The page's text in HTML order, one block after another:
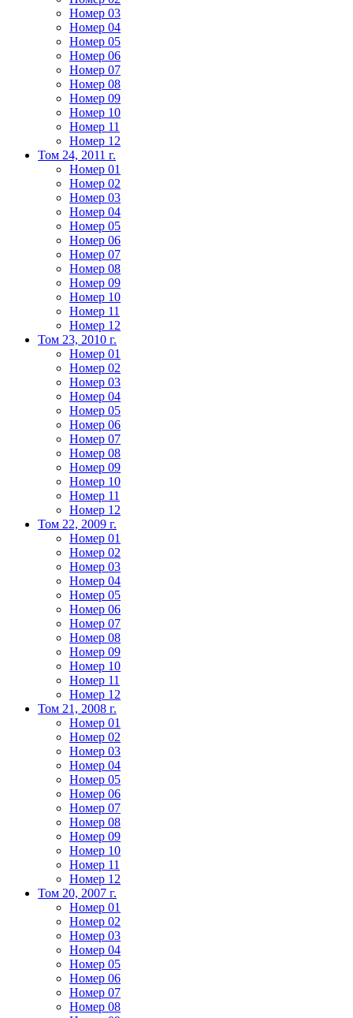
Номер 03
Номер 04
Номер 05
Номер 06
Номер 07
Номер 08
Номер 09
Номер 10
Номер 11
Номер 12
Том 24, 2011 г.
Номер 01
Номер 02
Номер 03
Номер 04
Номер 05
Номер 06
Номер 07
Номер 08
Номер 09
Номер 10
Номер 11
Номер 12
Том 23, 2010 г.
Номер 01
Номер 02
Номер 03
Номер 04
Номер 05
Номер 06
Номер 07
Номер 08
Номер 09
Номер 10
Номер 11
Номер 12
Том 22, 2009 г.
Номер 01
Номер 02
Номер 03
Номер 04
Номер 05
Номер 06
Номер 07
Номер 08
Номер 09
Номер 10
Номер 11
Номер 12
Том 21, 2008 г.
Номер 01
Номер 02
Номер 03
Номер 04
Номер 05
Номер 06
Номер 07
Номер 08
Номер 09
Номер 10
Номер 11
Номер 12
Том 20, 2007 г.
Номер 01
Номер 02
Номер 03
Номер 04
Номер 05
Номер 06
Номер 07
Номер 08